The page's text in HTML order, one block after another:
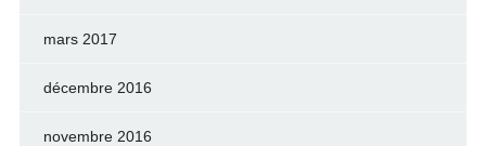
mars 2017
décembre 2016
novembre 2016